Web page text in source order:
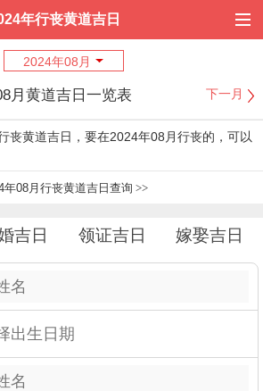
年行丧黄道吉日
2024年08月
月黄道吉日一览表 下一月
丧黄道吉日，要在2024年08月行丧的，可以
年08月行丧黄道吉日查询 >>
吉日 领证吉日 嫁娶吉日